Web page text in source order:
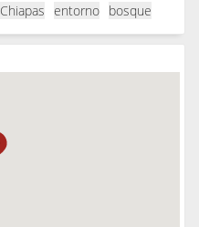
Chiapas entorno bosque